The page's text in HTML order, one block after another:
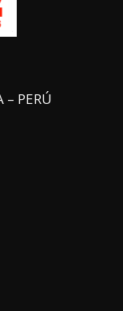
– PERÚ